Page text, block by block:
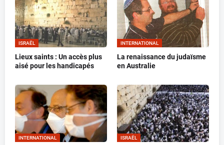
ISRAËL
Lieux saints : Un accès plus
aisé pour les handicapés
INTERNATIONAL
La renaissance du judaïsme
en Australie
INTERNATIONAL ISRAËL